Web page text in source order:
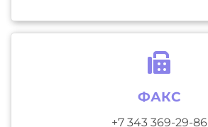
ФАКС
+7 343 369-29-86